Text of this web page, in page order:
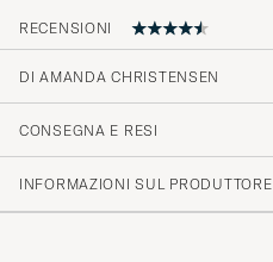
RECENSIONI
4.2
(16)
(5)
DI AMANDA CHRISTENSEN
CONSEGNA E RESI
INFORMAZIONI SUL PRODUTTORE